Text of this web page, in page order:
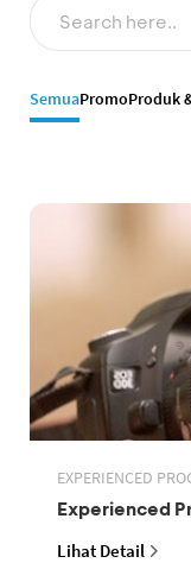
SemuaPromoProduk
EXPERIENCED
Experienced
Lihat Detail